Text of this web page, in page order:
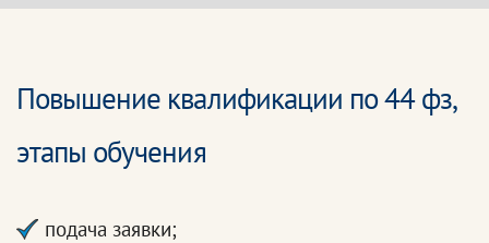
Повышение квалификации по 44 фз,
этапы обучения
подача заявки;